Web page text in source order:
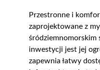
Przestronne i
zaprojektowane z
śródziemnomorskim
inwestycji jest jej
zapewnia łatwy